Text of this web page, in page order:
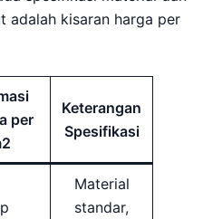
adalah kisaran harga per
per
Keterangan
Spesifikasi
Material
standar,